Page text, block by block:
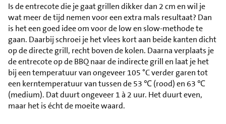
Is de entrecote die je gaat grillen dikker dan 2 cm en wil je
wat meer de tijd nemen voor een extra mals resultaat? Dan
is het een goed idee om voor de low en slow-methode te
gaan. Daarbij schroei je het vlees kort aan beide kanten dicht
op de directe grill, recht boven de kolen. Daarna verplaats je
de entrecote op de BBQ naar de indirecte grill en laat je het
bij een temperatuur van ongeveer 105 °C verder garen tot
een kerntemperatuur van tussen de 53 ℃ (rood) en 63 ℃
(medium). Dat duurt ongeveer 1 à 2 uur. Het duurt even,
maar het is écht de moeite waard.